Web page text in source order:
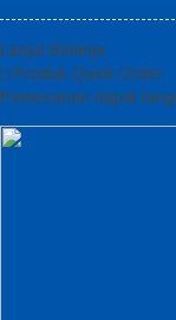
Lanjut Belanja
Produk Quick Order
Pemesanan dapat